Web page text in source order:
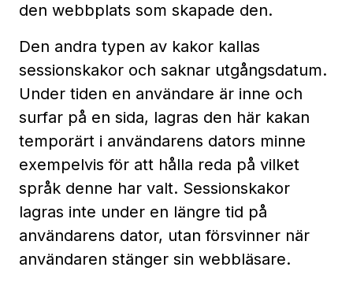
den webbplats som skapade den.
Den andra typen av kakor kallas
sessionskakor och saknar utgångsdatum.
Under tiden en användare är inne och
surfar på en sida, lagras den här kakan
temporärt i användarens dators minne
exempelvis för att hålla reda på vilket
språk denne har valt. Sessionskakor
lagras inte under en längre tid på
användarens dator, utan försvinner när
användaren stänger sin webbläsare.